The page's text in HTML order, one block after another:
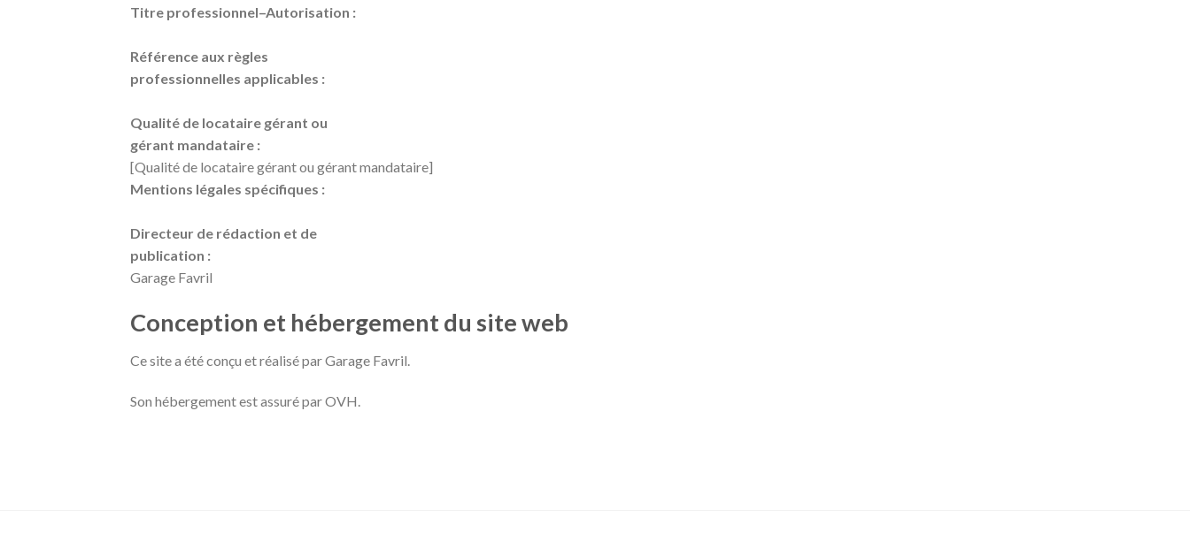
Titre professionnel–Autorisation :
Référence aux règles
professionnelles applicables :
Qualité de locataire gérant ou
gérant mandataire :
[Qualité de locataire gérant ou gérant mandataire]
Mentions légales spécifiques :
Directeur de rédaction et de
publication :
Garage Favril
Conception et hébergement du site web
Ce site a été conçu et réalisé par Garage Favril.
Son hébergement est assuré par OVH.